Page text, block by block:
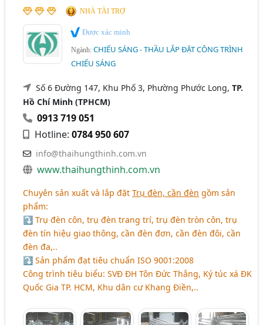
NHÀ TÀI TRỢ
Được xác minh
Ngành:CHIẾU SÁNG - THẦU LẮP ĐẶT CÔNG TRÌNH
CHIẾU SÁNG
Số 6 Đường 147, Khu Phố 3, Phường Phước Long,TP.
Hồ Chí Minh (TPHCM)
0913 719 051
Hotline:0784 950 607
info@thaihungthinh.com.vn
www.thaihungthinh.com.vn
Chuyên sản xuất và lắp đặtTrụ đèn, cần đèn gồm sản
phẩm:
⤵ Trụ đèn côn, trụ đèn trang trí, trụ đèn tròn côn, trụ
đèn tín hiệu giao thông, cần đèn đơn, cần đèn đôi, cần
đèn đa,..
⤵ Sản phẩm đạt tiêu chuẩn ISO 9001:2008
Công trình tiêu biểu: SVĐ ĐH Tôn Đức Thắng, Ký túc xá ĐK
Quốc Gia TP. HCM, Khu dân cư Khang Điền,..